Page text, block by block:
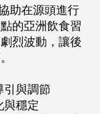
助在源頭進行
的亞洲飲食習
烈波動，讓後
引與調節
與穩定